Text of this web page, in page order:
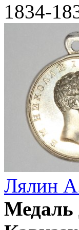
1834-
Лялин
Медаль